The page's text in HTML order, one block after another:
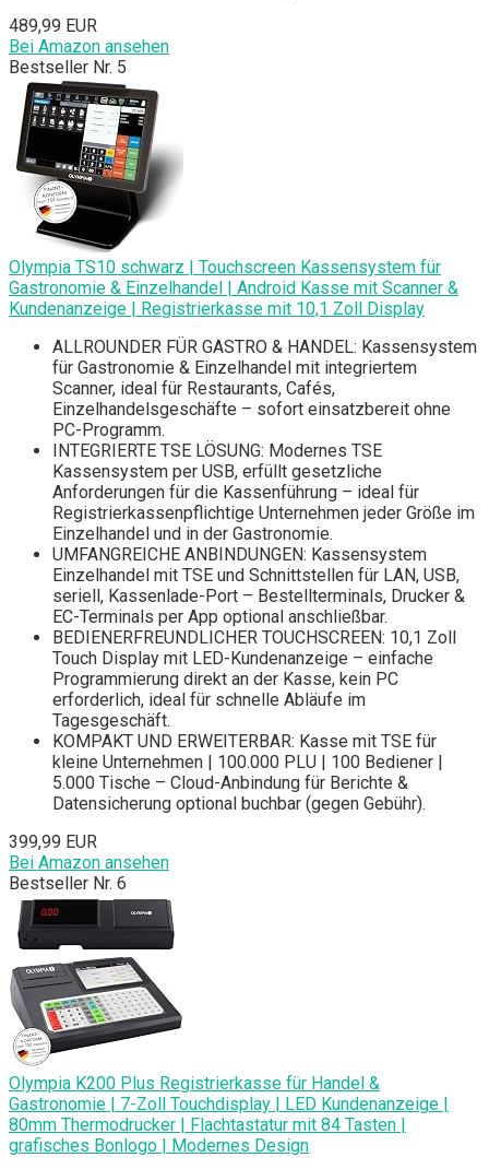
489,99 EUR
Bei Amazon ansehen
Bestseller Nr. 5
Olympia TS10 schwarz | Touchscreen Kassensystem für
Gastronomie & Einzelhandel | Android Kasse mit Scanner &
Kundenanzeige | Registrierkasse mit 10,1 Zoll Display
ALLROUNDER FÜR GASTRO & HANDEL: Kassensystem
für Gastronomie & Einzelhandel mit integriertem
Scanner, ideal für Restaurants, Cafés,
Einzelhandelsgeschäfte – sofort einsatzbereit ohne
PC-Programm.
INTEGRIERTE TSE LÖSUNG: Modernes TSE
Kassensystem per USB, erfüllt gesetzliche
Anforderungen für die Kassenführung – ideal für
Registrierkassenpflichtige Unternehmen jeder Größe im
Einzelhandel und in der Gastronomie.
UMFANGREICHE ANBINDUNGEN: Kassensystem
Einzelhandel mit TSE und Schnittstellen für LAN, USB,
seriell, Kassenlade-Port – Bestellterminals, Drucker &
EC-Terminals per App optional anschließbar.
BEDIENERFREUNDLICHER TOUCHSCREEN: 10,1 Zoll
Touch Display mit LED-Kundenanzeige – einfache
Programmierung direkt an der Kasse, kein PC
erforderlich, ideal für schnelle Abläufe im
Tagesgeschäft.
KOMPAKT UND ERWEITERBAR: Kasse mit TSE für
kleine Unternehmen | 100.000 PLU | 100 Bediener |
5.000 Tische – Cloud-Anbindung für Berichte &
Datensicherung optional buchbar (gegen Gebühr).
399,99 EUR
Bei Amazon ansehen
Bestseller Nr. 6
Olympia K200 Plus Registrierkasse für Handel &
Gastronomie | 7-Zoll Touchdisplay | LED Kundenanzeige |
80mm Thermodrucker | Flachtastatur mit 84 Tasten |
grafisches Bonlogo | Modernes Design